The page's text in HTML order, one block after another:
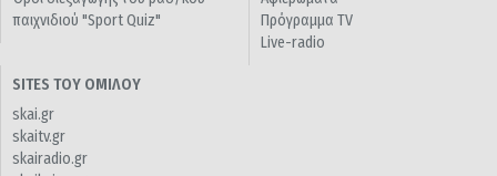
παιχνιδιού "Sport Quiz"
Πρόγραμμα TV
Live-radio
SITES ΤΟΥ ΟΜΙΛΟΥ
skai.gr
skaitv.gr
skairadio.gr